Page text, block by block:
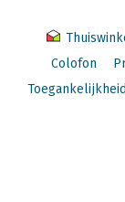
Colofon